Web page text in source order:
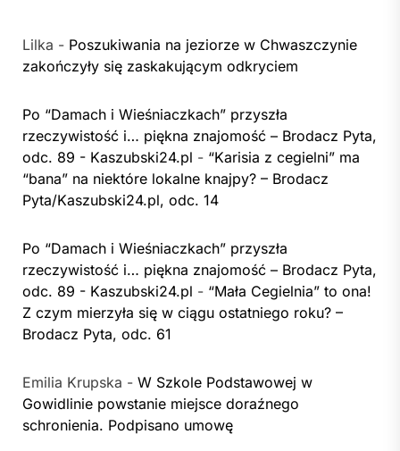
Lilka - Poszukiwania na jeziorze w Chwaszczynie
zakończyły się zaskakującym odkryciem
Po “Damach i Wieśniaczkach” przyszła
rzeczywistość i… piękna znajomość – Brodacz Pyta,
odc. 89 - Kaszubski24.pl - “Karisia z cegielni” ma
“bana” na niektóre lokalne knajpy? – Brodacz
Pyta/Kaszubski24.pl, odc. 14
Po “Damach i Wieśniaczkach” przyszła
rzeczywistość i… piękna znajomość – Brodacz Pyta,
odc. 89 - Kaszubski24.pl - “Mała Cegielnia” to ona!
Z czym mierzyła się w ciągu ostatniego roku? –
Brodacz Pyta, odc. 61
Emilia Krupska - W Szkole Podstawowej w
Gowidlinie powstanie miejsce doraźnego
schronienia. Podpisano umowę